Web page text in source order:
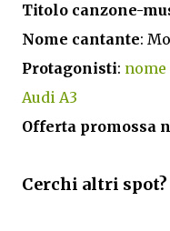
Titolo canzone-
Nome cantante:
Protagonisti:
Audi A3
Offerta promossa
Cerchi altri spot?